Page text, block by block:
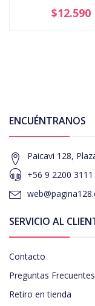
$12.590
ENCUÉNTRANOS
Paicavi 128,
+56 9 2200 3111
SERVICIO AL
Contacto
Preguntas Frecuentes
Retiro en tienda